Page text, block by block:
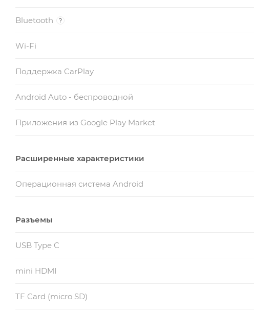
Bluetooth ?
Wi-Fi
Поддержка CarPlay
Android Auto - беспроводной
Приложения из Google Play Market
Расширенные характеристики
Операционная система Android
Разъемы
USB Type C
mini HDMI
TF Card (micro SD)